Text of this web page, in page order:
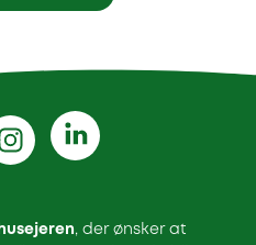
, der ønsker at